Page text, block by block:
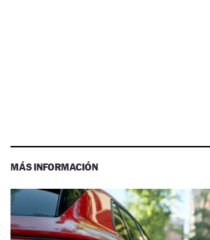
MÁS INFORMACIÓN